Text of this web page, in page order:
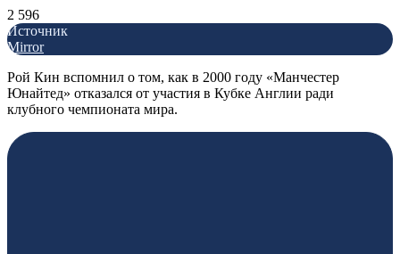
2 596
Источник
Mirror
Рой Кин вспомнил о том, как в 2000 году «Манчестер
Юнайтед» отказался от участия в Кубке Англии ради
клубного чемпионата мира.